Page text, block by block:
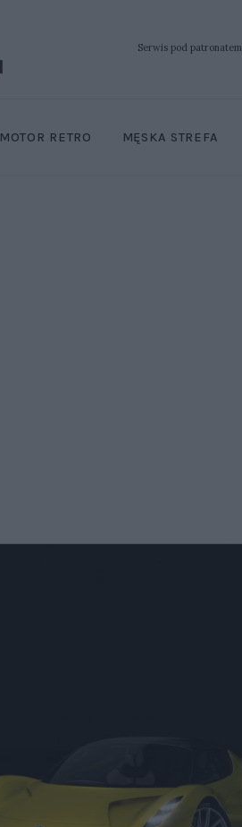
Serwis pod patronatem
MOTOR RETRO MĘSKA STREFA